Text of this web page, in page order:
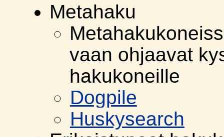
Metahaku
vaan ohjaavat
hakukoneille
Dogpile
Huskysearch